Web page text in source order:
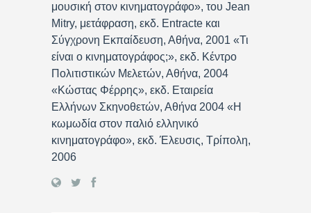
μουσική στον κινηματογράφο», του Jean
Mitry, μετάφραση, εκδ. Entracte και
Σύγχρονη Εκπαίδευση, Αθήνα, 2001 «Τι
είναι ο κινηματογράφος;», εκδ. Κέντρο
Πολιτιστικών Μελετών, Αθήνα, 2004
«Κώστας Φέρρης», εκδ. Εταιρεία
Ελλήνων Σκηνοθετών, Αθήνα 2004 «Η
κωμωδία στον παλιό ελληνικό
κινηματογράφο», εκδ. Έλευσις, Τρίπολη,
2006